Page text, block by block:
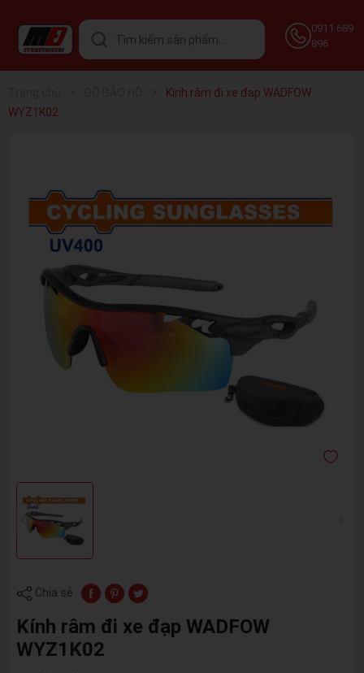
0911 689
896
Kính râm đi xe đạp WADFOW
WYZ1K02
Chia sẻ
Kính râm đi xe đạp WADFOW
WYZ1K02